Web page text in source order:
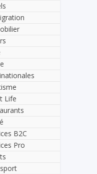
Life
B2C
Pro